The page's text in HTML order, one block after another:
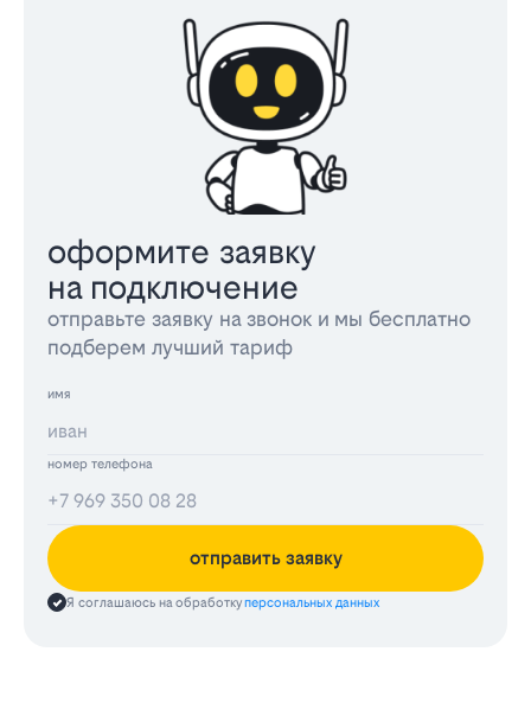
оформите заявку
на подключение
отправьте заявку на звонок и мы бесплатно
подберем лучший тариф
имя
номер телефона
отправить заявку
Я соглашаюсь на обработкуперсональных данных